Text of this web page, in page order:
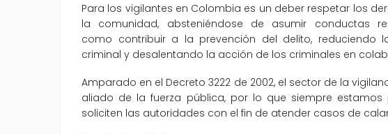
Para los vigilantes en Colombia es un deber respetar los
la comunidad, absteniéndose de asumir conductas
como contribuir a la prevención del delito, reduciendo
criminal y desalentando la acción de los criminales en
Amparado en el Decreto 3222 de 2002, el sector de la
aliado de la fuerza pública, por lo que siempre
soliciten las autoridades con el fin de atender casos de